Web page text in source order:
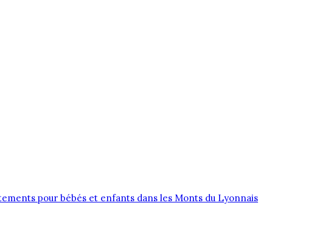
pour bébés et enfants dans les Monts du Lyonnais